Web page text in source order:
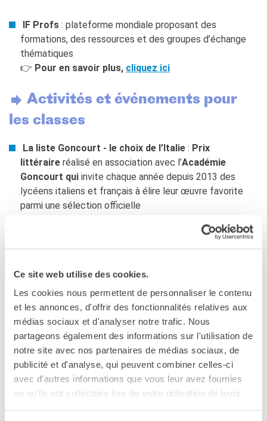
Ce site web utilise des cookies.
Les cookies nous permettent de personnaliser le contenu
et les annonces, d'offrir des fonctionnalités relatives aux
médias sociaux et d'analyser notre trafic. Nous
partageons également des informations sur l'utilisation de
notre site avec nos partenaires de médias sociaux, de
publicité et d'analyse, qui peuvent combiner celles-ci
avec d'autres informations que vous leur avez fournies
ou qu'ils ont collectées lors de votre utilisation de leurs
IF Profs: plateforme mondiale proposant des
formations, des ressources et des groupes d’échange
thématiques
👉 Pour en savoir plus, cliquez ici
Activités et événements pour
les classes
La liste Goncourt - le choix de l’Italie: Prix
littéraire réalisé en association avec l’Académie
Goncourt qui invite chaque année depuis 2013 des
lycéens italiens et français à élire leur œuvre favorite
parmi une sélection officielle
Florence
👉Pour en savoir plus,cliquez ici
Festi Prim ’
: festival d’initiatives pour promouvoir
l’enseignement du français dès l’école primaire entre
formations, activités pour la classe et concours
Pour en savoir plus, cliquez ici